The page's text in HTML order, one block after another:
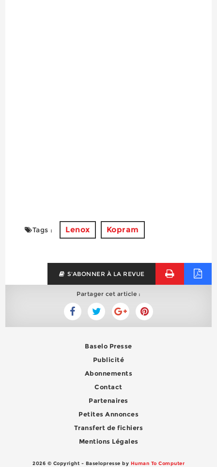
Tags : Lenox Kopram
S'ABONNER À LA REVUE
Partager cet article :
Baselo Presse
Publicité
Abonnements
Contact
Partenaires
Petites Annonces
Transfert de fichiers
Mentions Légales
2026 © Copyright - Baselopresse by Human To Computer